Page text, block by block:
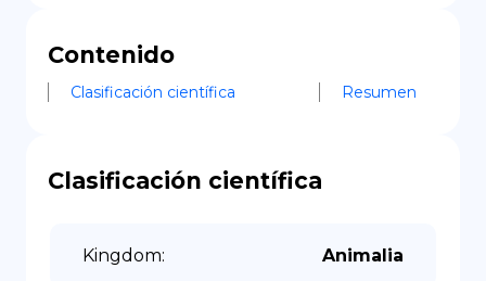
Contenido
Clasificación científica Resumen
Clasificación científica
Kingdom: Animalia